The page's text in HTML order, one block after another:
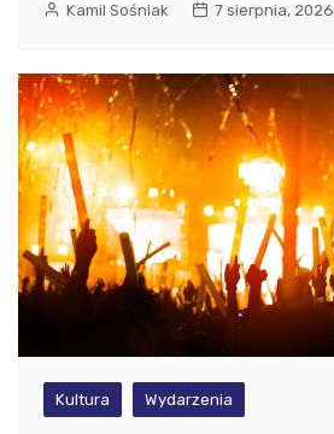
Kamil Sośniak 7 sierpnia, 2026
Kultura Wydarzenia